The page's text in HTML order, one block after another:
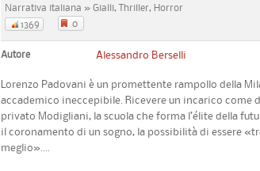
Narrativa italiana » Gialli, Thriller, Horror
1369
0
Autore Alessandro Berselli
Lorenzo Padovani è un promettente rampollo della
accademico ineccepibile. Ricevere un incarico come
privato Modigliani, la scuola che forma l’élite della
il coronamento di un sogno, la possibilità di essere
meglio»....